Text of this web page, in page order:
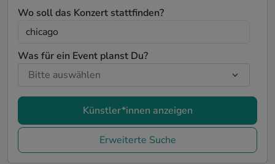
Wo soll das Konzert stattfinden?
Was für ein Event planst Du?
Künstler*innen anzeigen
Erweiterte Suche